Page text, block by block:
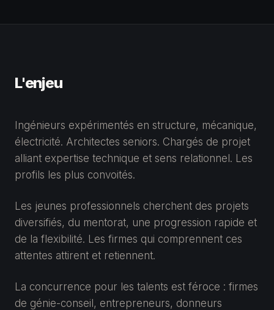
L'enjeu
Ingénieurs expérimentés en structure, mécanique,
électricité. Architectes seniors. Chargés de projet
alliant expertise technique et sens relationnel. Les
profils les plus convoités.
Les jeunes professionnels cherchent des projets
diversifiés, du mentorat, une progression rapide et
de la flexibilité. Les firmes qui comprennent ces
attentes attirent et retiennent.
La concurrence pour les talents est féroce : firmes
de génie-conseil, entrepreneurs, donneurs